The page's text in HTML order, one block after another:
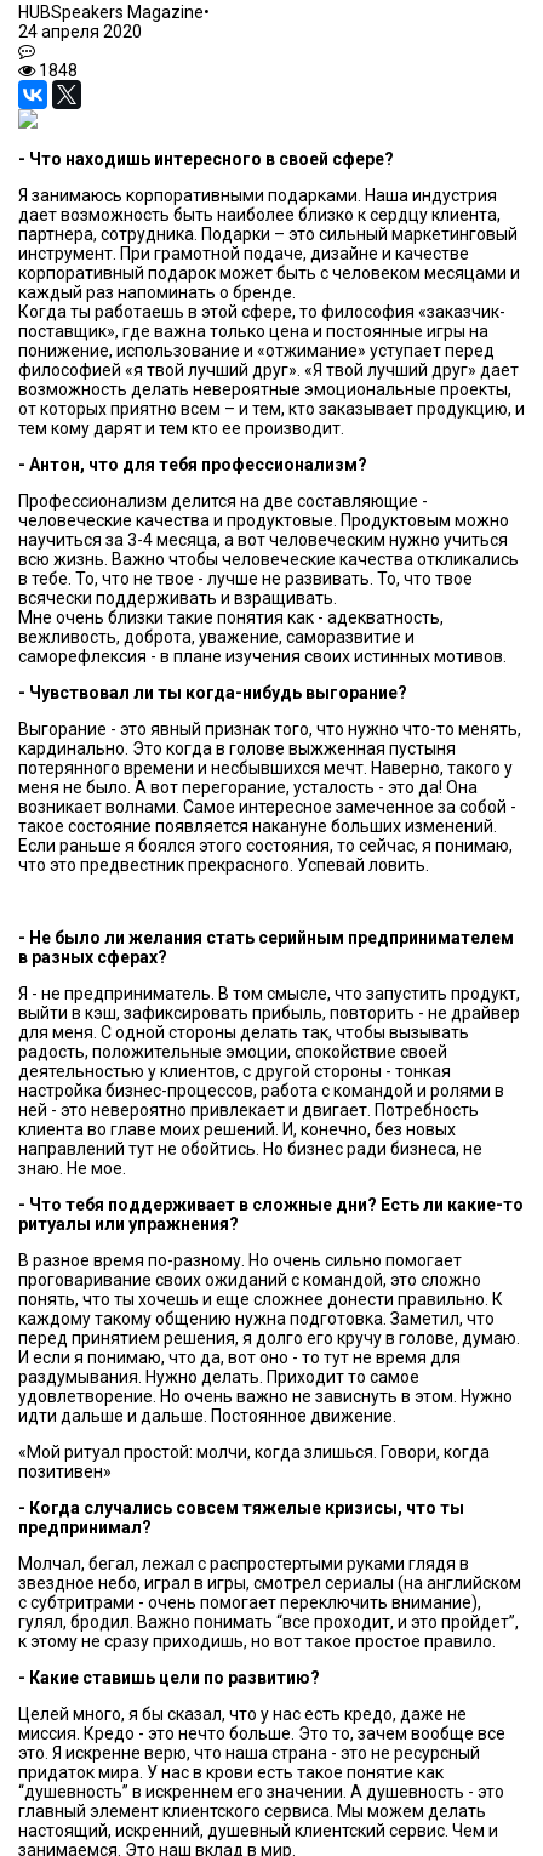
HUBSpeakers Magazine•
24 апреля 2020
1848
- Что находишь интересного в своей сфере?
Я занимаюсь корпоративными подарками. Наша индустрия
дает возможность быть наиболее близко к сердцу клиента,
партнера, сотрудника. Подарки – это сильный маркетинговый
инструмент. При грамотной подаче, дизайне и качестве
корпоративный подарок может быть с человеком месяцами и
каждый раз напоминать о бренде.
Когда ты работаешь в этой сфере, то философия «заказчик-
поставщик», где важна только цена и постоянные игры на
понижение, использование и «отжимание» уступает перед
философией «я твой лучший друг». «Я твой лучший друг» дает
возможность делать невероятные эмоциональные проекты,
от которых приятно всем – и тем, кто заказывает продукцию, и
тем кому дарят и тем кто ее производит.
- Антон, что для тебя профессионализм?
Профессионализм делится на две составляющие -
человеческие качества и продуктовые. Продуктовым можно
научиться за 3-4 месяца, а вот человеческим нужно учиться
всю жизнь. Важно чтобы человеческие качества откликались
в тебе. То, что не твое - лучше не развивать. То, что твое
всячески поддерживать и взращивать.
Мне очень близки такие понятия как - адекватность,
вежливость, доброта, уважение, саморазвитие и
саморефлексия - в плане изучения своих истинных мотивов.
- Чувствовал ли ты когда-нибудь выгорание?
Выгорание - это явный признак того, что нужно что-то менять,
кардинально. Это когда в голове выжженная пустыня
потерянного времени и несбывшихся мечт. Наверно, такого у
меня не было. А вот перегорание, усталость - это да! Она
возникает волнами. Самое интересное замеченное за собой -
такое состояние появляется накануне больших изменений.
Если раньше я боялся этого состояния, то сейчас, я понимаю,
что это предвестник прекрасного. Успевай ловить.
- Не было ли желания стать серийным предпринимателем
в разных сферах?
Я - не предприниматель. В том смысле, что запустить продукт,
выйти в кэш, зафиксировать прибыль, повторить - не драйвер
для меня. С одной стороны делать так, чтобы вызывать
радость, положительные эмоции, спокойствие своей
деятельностью у клиентов, с другой стороны - тонкая
настройка бизнес-процессов, работа с командой и ролями в
ней - это невероятно привлекает и двигает. Потребность
клиента во главе моих решений. И, конечно, без новых
направлений тут не обойтись. Но бизнес ради бизнеса, не
знаю. Не мое.
- Что тебя поддерживает в сложные дни? Есть ли какие-то
ритуалы или упражнения?
В разное время по-разному. Но очень сильно помогает
проговаривание своих ожиданий с командой, это сложно
понять, что ты хочешь и еще сложнее донести правильно. К
каждому такому общению нужна подготовка. Заметил, что
перед принятием решения, я долго его кручу в голове, думаю.
И если я понимаю, что да, вот оно - то тут не время для
раздумывания. Нужно делать. Приходит то самое
удовлетворение. Но очень важно не зависнуть в этом. Нужно
идти дальше и дальше. Постоянное движение.
«Мой ритуал простой: молчи, когда злишься. Говори, когда
позитивен»
- Когда случались совсем тяжелые кризисы, что ты
предпринимал?
Молчал, бегал, лежал с распростертыми руками глядя в
звездное небо, играл в игры, смотрел сериалы (на английском
с субтритрами - очень помогает переключить внимание),
гулял, бродил. Важно понимать “все проходит, и это пройдет”,
к этому не сразу приходишь, но вот такое простое правило.
- Какие ставишь цели по развитию?
Целей много, я бы сказал, что у нас есть кредо, даже не
миссия. Кредо - это нечто больше. Это то, зачем вообще все
это. Я искренне верю, что наша страна - это не ресурсный
придаток мира. У нас в крови есть такое понятие как
“душевность” в искреннем его значении. А душевность - это
главный элемент клиентского сервиса. Мы можем делать
настоящий, искренний, душевный клиентский сервис. Чем и
занимаемся. Это наш вклад в мир.